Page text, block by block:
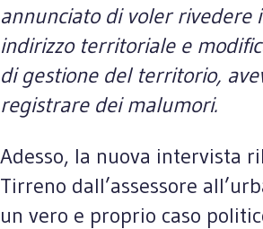
annunciato di voler rivedere
indirizzo territoriale e
di gestione del territorio,
registrare dei malumori.
Adesso, la nuova intervista
Tirreno dall’assessore
un vero e proprio caso